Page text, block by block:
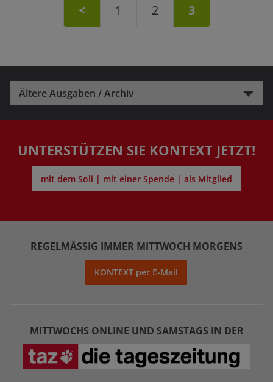
< 1 2 3
Ältere Ausgaben / Archiv
UNTERSTÜTZEN SIE KONTEXT JETZT!
mit dem Soli | mit einer Spende | als Mitglied
REGELMÄSSIG IMMER MITTWOCH MORGENS
KONTEXT per E-Mail
MITTWOCHS ONLINE UND SAMSTAGS IN DER